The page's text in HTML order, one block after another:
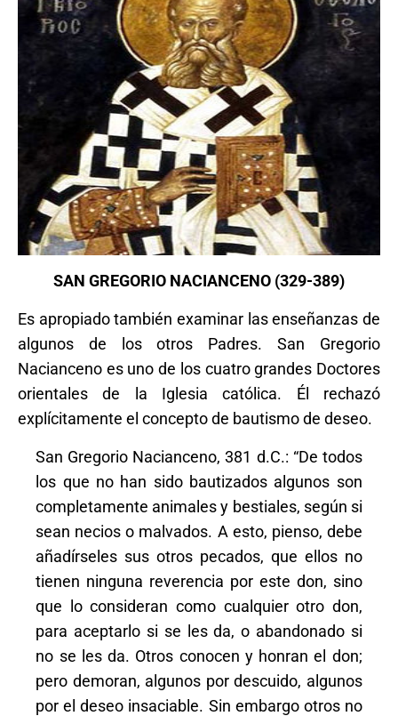
SAN GREGORIO NACIANCENO (329-389)
Es apropiado también examinar las enseñanzas de
algunos de los otros Padres. San Gregorio
Nacianceno es uno de los cuatro grandes Doctores
orientales de la Iglesia católica. Él rechazó
explícitamente el concepto de bautismo de deseo.
San Gregorio Nacianceno, 381 d.C.: “De todos
los que no han sido bautizados algunos son
completamente animales y bestiales, según si
sean necios o malvados. A esto, pienso, debe
añadírseles sus otros pecados, que ellos no
tienen ninguna reverencia por este don, sino
que lo consideran como cualquier otro don,
para aceptarlo si se les da, o abandonado si
no se les da. Otros conocen y honran el don;
pero demoran, algunos por descuido, algunos
por el deseo insaciable. Sin embargo otros no